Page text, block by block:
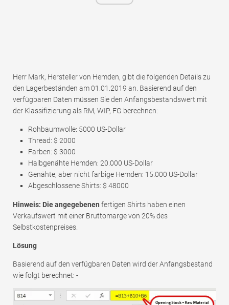
Herr Mark, Hersteller von Hemden, gibt die folgenden Details zu
den Lagerbeständen am 01.01.2019 an. Basierend auf den
verfügbaren Daten müssen Sie den Anfangsbestandswert mit
der Klassifizierung als RM, WIP, FG berechnen:
Rohbaumwolle: 5000 US-Dollar
Thread: $ 2000
Farben: $ 3000
Halbgenähte Hemden: 20.000 US-Dollar
Genähte, aber nicht farbige Hemden: 15.000 US-Dollar
Abgeschlossene Shirts: $ 48000
Hinweis: Die angegebenen fertigen Shirts haben einen
Verkaufswert mit einer Bruttomarge von 20% des
Selbstkostenpreises.
Lösung
Basierend auf den verfügbaren Daten wird der Anfangsbestand
wie folgt berechnet: -